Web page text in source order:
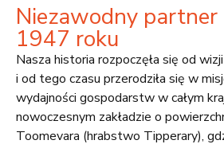
Niezawodny
1947 roku
Nasza historia rozpoczęła się od
i od tego czasu przerodziła się w
wydajności gospodarstw w całym
nowoczesnym zakładzie o
Toomevara (hrabstwo Tipperary),